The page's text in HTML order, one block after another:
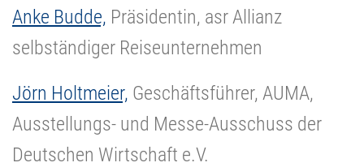
Anke Budde, Präsidentin, asr Allianz
selbständiger Reiseunternehmen
Jörn Holtmeier, Geschäftsführer, AUMA,
Ausstellungs- und Messe-Ausschuss der
Deutschen Wirtschaft e.V.